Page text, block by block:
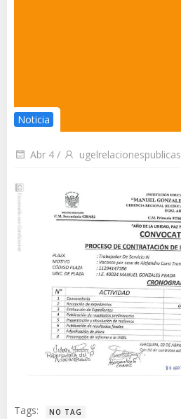
Noticia
Abr 4 / ugelrelacionespublicas
Tags: NO TAG